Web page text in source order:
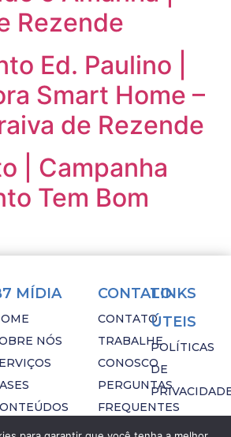
Rezende
Ed. Paulino |
Smart Home –
de Rezende
| Campanha
Tem Bom
MÍDIA
NÓS
CONTATO
CONTATO
TRABALHE
CONOSCO
PERGUNTAS
FREQUENTES
LINKS
ÚTEIS
POLÍTICAS
DE